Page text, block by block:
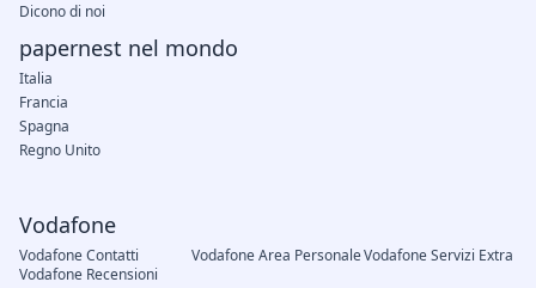
Vodafone
Vodafone Contatti Vodafone Area PersonaleVodafone Servizi Extra
Vodafone Recensioni
Dicono di noi
papernest nel mondo
Italia
Francia
Spagna
Regno Unito